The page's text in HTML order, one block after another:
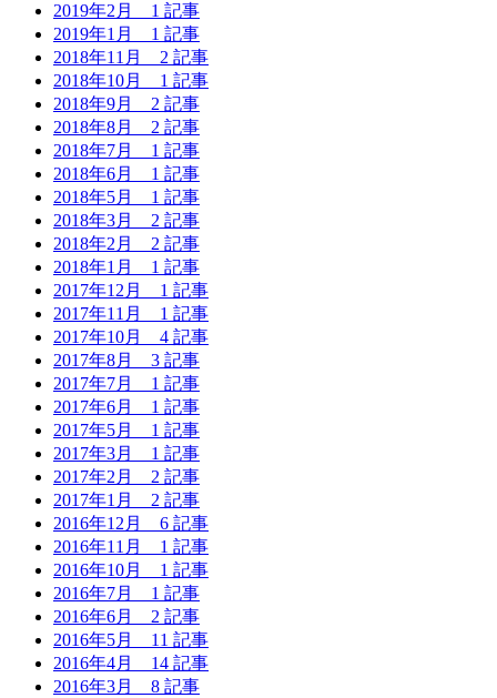
2019年2月 1 記事
2019年1月 1 記事
2018年11月 2 記事
2018年10月 1 記事
2018年9月 2 記事
2018年8月 2 記事
2018年7月 1 記事
2018年6月 1 記事
2018年5月 1 記事
2018年3月 2 記事
2018年2月 2 記事
2018年1月 1 記事
2017年12月 1 記事
2017年11月 1 記事
2017年10月 4 記事
2017年8月 3 記事
2017年7月 1 記事
2017年6月 1 記事
2017年5月 1 記事
2017年3月 1 記事
2017年2月 2 記事
2017年1月 2 記事
2016年12月 6 記事
2016年11月 1 記事
2016年10月 1 記事
2016年7月 1 記事
2016年6月 2 記事
2016年5月 11 記事
2016年4月 14 記事
2016年3月 8 記事